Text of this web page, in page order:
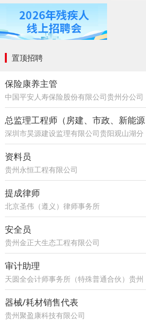
置顶招聘
保险康养主管
中国平安人寿保险股份有限公司贵州分公司
21部
总监理工程师（房建、市政、新能源
深圳市昊源建设监理有限公司贵阳观山湖分
公司
资料员
贵州永恒工程有限公司
提成律师
北京圣伟（遵义）律师事务所
安全员
贵州金正大生态工程有限公司
审计助理
天圆全会计师事务所（特殊普通合伙）贵州
分所
器械/耗材销售代表
贵州聚盈康科技有限公司